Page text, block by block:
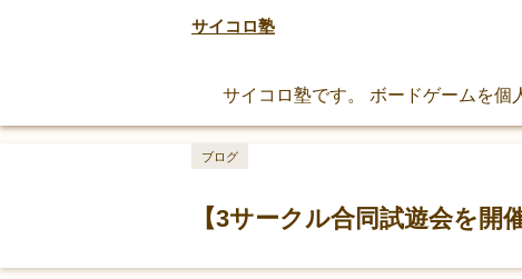
サイコロ塾
サイコロ塾です。 ボードゲームを個
【3サークル合同試遊会を開
ブログ